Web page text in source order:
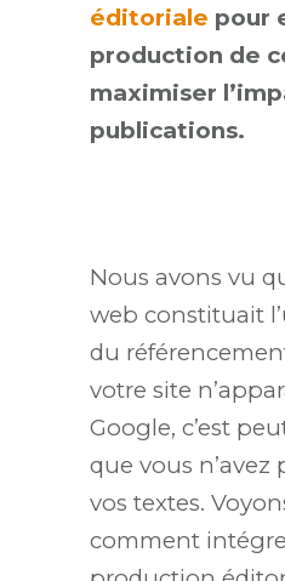
éditoriale pour
production de
maximiser
publications.
Nous avons vu
web constituait
du
votre site
Google, c’est
que vous n’avez
vos textes.
comment